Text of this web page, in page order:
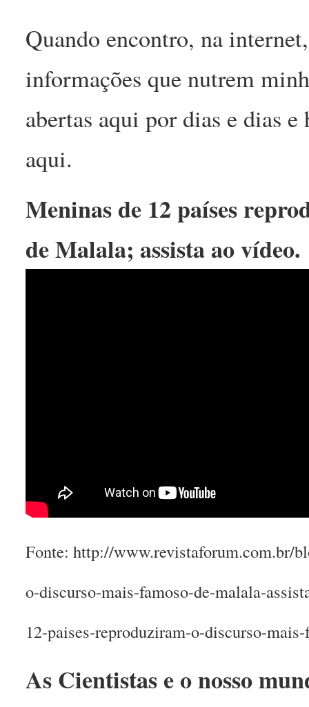
Quando encontro, na
informações que nutrem
abertas aqui por dias e dias
aqui.
Meninas de 12 países
de Malala; assista ao vídeo.
Fonte: http://www.revistaforum.com.br/
o-discurso-mais-famoso-de-malala-
12-paises-reproduziram-o-discurso-
As Cientistas e o nosso